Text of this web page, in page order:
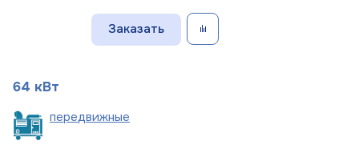
Заказать
64 кВт
передвижные